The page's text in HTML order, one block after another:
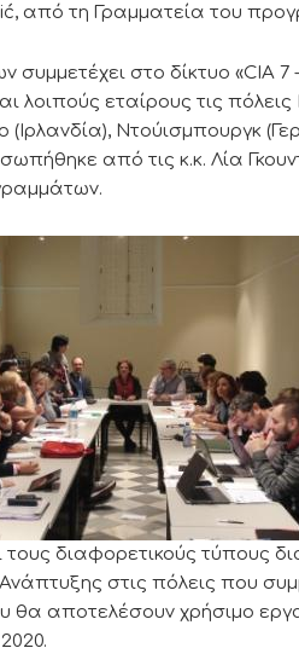
από τη Γραμματεία του
στο δίκτυο «CIA
λοιπούς εταίρους τις
(Ιρλανδία), Ντούισμπουργκ
από τις κ.κ. Λία
τους διαφορετικούς τύπους
στις πόλεις που
θα αποτελέσουν χρήσιμο